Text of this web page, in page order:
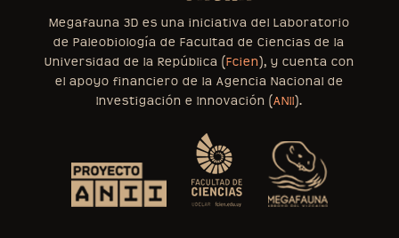
Megafauna 3D es una iniciativa del Laboratorio
de Paleobiología de Facultad de Ciencias de la
Universidad de la República (Fcien), y cuenta con
el apoyo financiero de la Agencia Nacional de
Investigación e Innovación (ANII).